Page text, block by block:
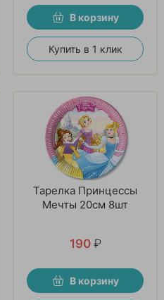
В корзину
Купить в 1 клик
Тарелка Принцессы
Мечты 20см 8шт
190 ₽
В корзину